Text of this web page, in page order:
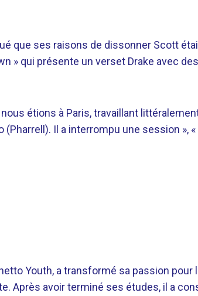
que ses raisons de dissonner Scott
» qui présente un verset Drake avec
étions à Paris, travaillant
Il a interrompu une session », «
Youth, a transformé sa passion pour
Après avoir terminé ses études, il a